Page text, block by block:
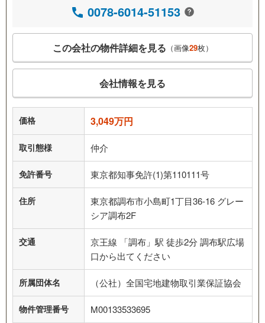
0078-6014-51153
この会社の物件詳細を見る （画像29枚）
会社情報を見る
価格 3,049万円
取引態様 仲介
免許番号 東京都知事免許(1)第110111号
住所
東京都調布市小島町1丁目36-16 グレー
シア調布2F
交通
京王線 「調布」駅 徒歩2分 調布駅広場
口から出てください
所属団体名 （公社）全国宅地建物取引業保証協会
物件管理番号 M00133533695